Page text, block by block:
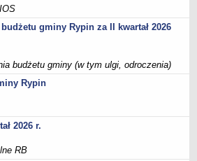
RB
gminy Rypin za II kwartał 2026
budżetu gminy (w tym ulgi, odroczenia)
Rypin
2026 r.
RB